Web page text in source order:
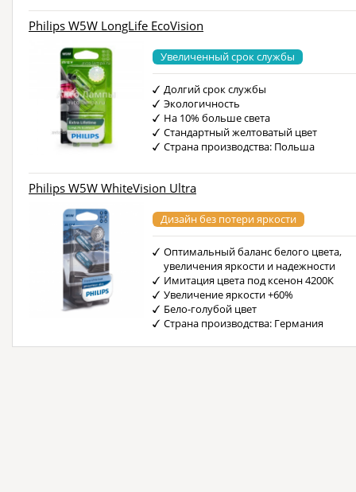
Philips W5W LongLife EcoVision
Увеличенный срок службы
Долгий срок службы
Экологичность
На 10% больше света
Стандартный желтоватый цвет
Страна производства: Польша
Philips W5W WhiteVision Ultra
Дизайн без потери яркости
Оптимальный баланс белого цвета,
увеличения яркости и надежности
Имитация цвета под ксенон 4200К
Увеличение яркости +60%
Бело-голубой цвет
Страна производства: Германия